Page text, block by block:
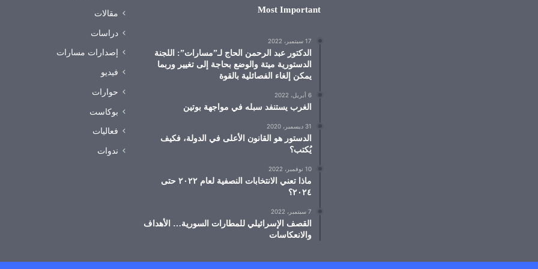
Most Important
17 سبتمبر، 2022
الدكتور عبد الرحمن الحاج لـ”مسارات”: اللجنة
الدستورية ميتة والوضع بحاجة إلى تغيير وربما
يمكن إلغاء الفصائلية بالقوة
6 أبريل، 2022
الغرب يستنفد سبله في مواجهة بوتين
31 ديسمبر، 2020
الدستور هو القانون الأعلى في الدولة، فكيف
يُكتب؟
10 نوفمبر، 2022
ماذا تعني الانتخابات النصفية لعام ٢٠٢٢ حتى
٢٠٢٤؟
7 سبتمبر، 2022
القصف الإسرائيلي للمطارات السورية… الأهداف
والانعكاسات
مقالات
دراسات
إصدارات مسارات
فيديو
حوارات
بوكاست
فعاليات
ندوات